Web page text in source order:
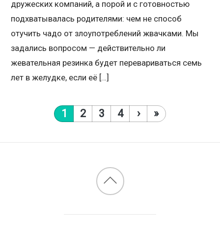
дружеских компаний, а порой и с готовностью
подхватывалась родителями: чем не способ
отучить чадо от злоупотреблений жвачками. Мы
задались вопросом — действительно ли
жевательная резинка будет перевариваться семь
лет в желудке, если её […]
1 2 3 4 › »